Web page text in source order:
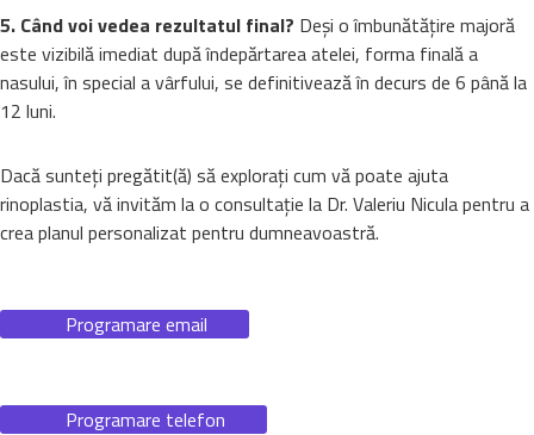
5. Când voi vedea rezultatul final? Deși o îmbunătățire majoră
este vizibilă imediat după îndepărtarea atelei, forma finală a
nasului, în special a vârfului, se definitivează în decurs de 6 până la
12 luni.
Dacă sunteți pregătit(ă) să explorați cum vă poate ajuta
rinoplastia, vă invităm la o consultație la Dr. Valeriu Nicula pentru a
crea planul personalizat pentru dumneavoastră.
Programare email
Programare telefon